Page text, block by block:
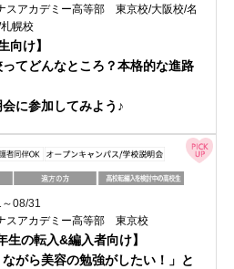
スアカデミー高等部 東京校/大阪校/名
幌校
向け】
てどんなところ？本格的な進路
会に参加してみよう♪
08/31
スアカデミー高等部 東京校
生の転入&編入者向け】
ながら美容の勉強がしたい！」と